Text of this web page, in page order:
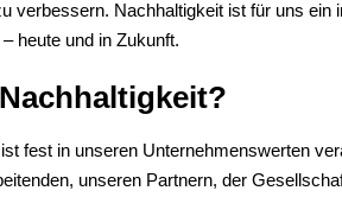
verbessern. Nachhaltigkeit ist für uns
heute und in Zukunft.
fest in unseren Unternehmenswerten
unseren Partnern, der